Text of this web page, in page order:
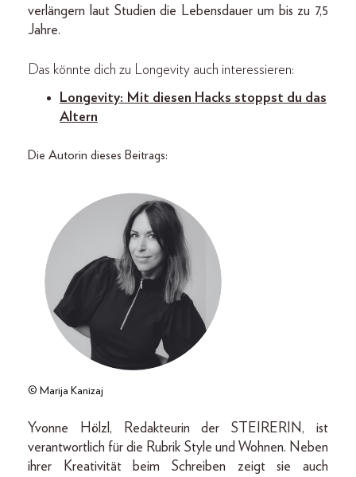
verlängern laut Studien die Lebensdauer um bis zu 7,5
Jahre.
Das könnte dich zu Longevity auch interessieren:
Longevity: Mit diesen Hacks stoppst du das
Altern
Die Autorin dieses Beitrags:
© Marija Kanizaj
Yvonne Hölzl, Redakteurin der STEIRERIN, ist
verantwortlich für die Rubrik Style und Wohnen. Neben
ihrer Kreativität beim Schreiben zeigt sie auch